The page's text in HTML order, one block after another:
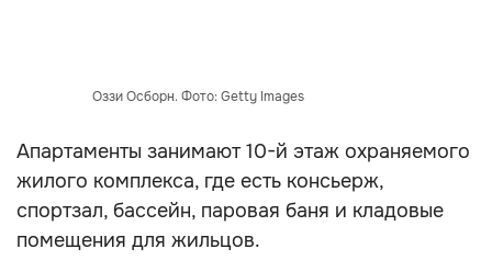
Оззи Осборн. Фото: Getty Images
Апартаменты занимают 10-й этаж охраняемого
жилого комплекса, где есть консьерж,
спортзал, бассейн, паровая баня и кладовые
помещения для жильцов.